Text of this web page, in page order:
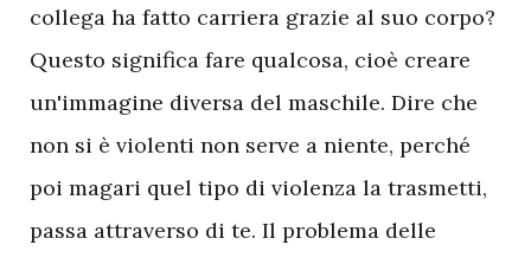
collega ha fatto carriera grazie al suo corpo?
Questo significa fare qualcosa, cioè creare
un'immagine diversa del maschile. Dire che
non si è violenti non serve a niente, perché
poi magari quel tipo di violenza la trasmetti,
passa attraverso di te. Il problema delle